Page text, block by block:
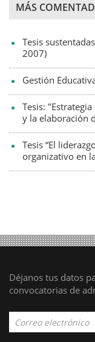
MÁS
Tesis
2007)
Gestión
Tesis:
y la elaboración
Tesis “El
organizativo en
Déjanos tus datos
convocatorias de